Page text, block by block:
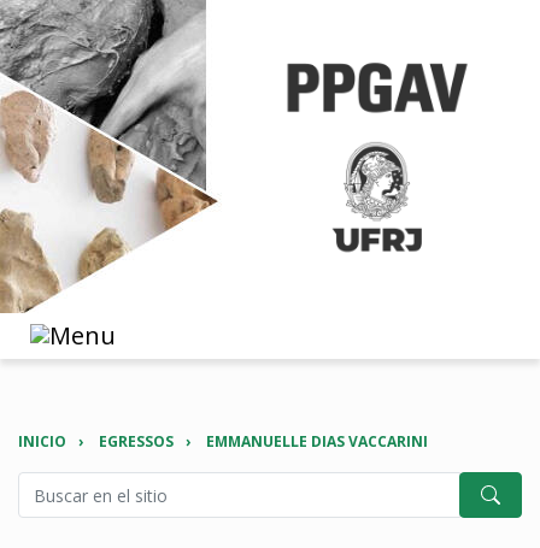
INICIO EGRESSOS EMMANUELLE DIAS VACCARINI